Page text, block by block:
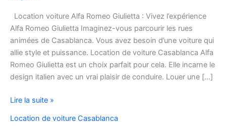
Location voiture Alfa Romeo Giulietta : Vivez l’expérience
Alfa Romeo Giulietta Imaginez-vous parcourir les rues
animées de Casablanca. Vous avez besoin d’une voiture qui
allie style et puissance. Location de voiture Casablanca Alfa
Romeo Giulietta est un choix parfait pour cela. Elle incarne le
design italien avec un vrai plaisir de conduire. Louer une […]
Location
Alfa
Lire la suite »
Location de voiture Casablanca